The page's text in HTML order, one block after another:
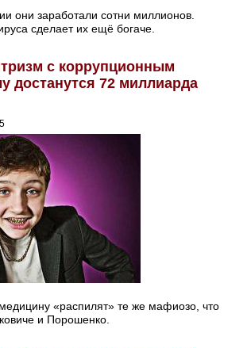
они заработали сотни миллионов.
сделает их ещё богаче.
с коррупционным
достанутся 72 миллиарда
«распилят» те же мафиозо, что
и Порошенко.